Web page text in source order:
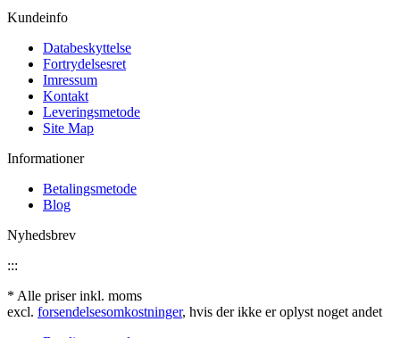
Kundeinfo
Databeskyttelse
Fortrydelsesret
Imressum
Kontakt
Leveringsmetode
Site Map
Informationer
Betalingsmetode
Blog
Nyhedsbrev
:::
* Alle priser inkl. moms
excl. forsendelsesomkostninger, hvis der ikke er oplyst noget andet